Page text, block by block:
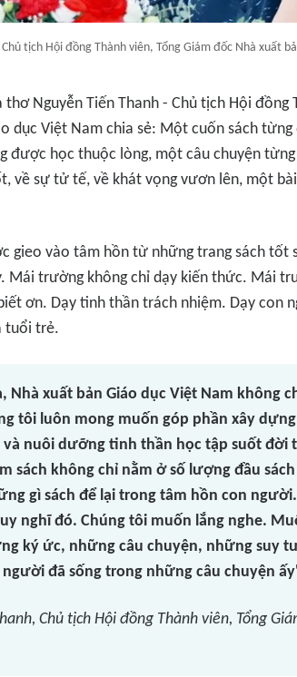
tịch Hội đồng Thành viên, Tổng Giám đốc Nhà xuất
Nguyễn Tiến Thanh - Chủ tịch Hội đồng
dục Việt Nam chia sẻ: Một cuốn sách
được học thuộc lòng, một câu chuyện
về sự tử tế, về khát vọng vươn lên, một
gieo vào tâm hồn từ những trang sách tốt
Mái trường không chỉ dạy kiến thức. Mái
ơn. Dạy tinh thần trách nhiệm. Dạy con
tuổi trẻ.
Nhà xuất bản Giáo dục Việt Nam không
tôi luôn mong muốn góp phần xây
nuôi dưỡng tinh thần học tập suốt đời
sách không chỉ nằm ở số lượng đầu
gì sách để lại trong tâm hồn con
nghĩ đó. Chúng tôi muốn lắng nghe.
ký ức, những câu chuyện, những suy
đã sống trong những câu chuyện
Chủ tịch Hội đồng Thành viên, Tổng